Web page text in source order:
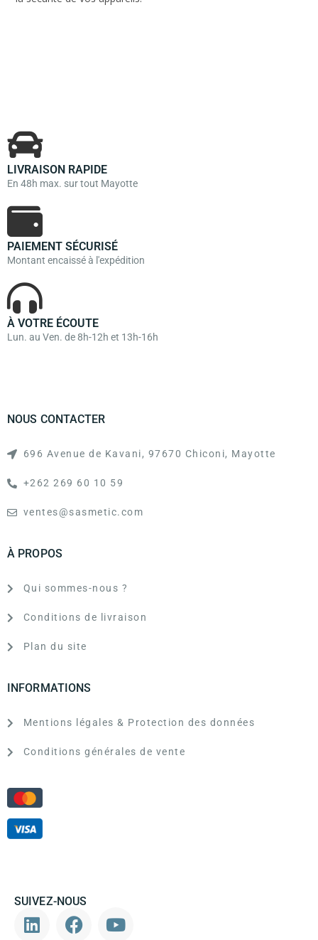
LIVRAISON RAPIDE
En 48h max. sur tout Mayotte
PAIEMENT SÉCURISÉ
Montant encaissé à l'expédition
À VOTRE ÉCOUTE
Lun. au Ven. de 8h-12h et 13h-16h
NOUS CONTACTER
696 Avenue de Kavani, 97670 Chiconi, Mayotte
+262 269 60 10 59
ventes@sasmetic.com
À PROPOS
Qui sommes-nous ?
Conditions de livraison
Plan du site
INFORMATIONS
Mentions légales & Protection des données
Conditions générales de vente
SUIVEZ-NOUS